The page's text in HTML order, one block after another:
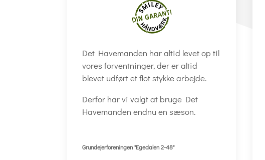
Det Havemanden har altid levet op til
vores forventninger, der er altid
blevet udført et flot stykke arbejde.
Derfor har vi valgt at bruge Det
Havemanden endnu en sæson.
Grundejerforeningen "Egedalen 2-48"